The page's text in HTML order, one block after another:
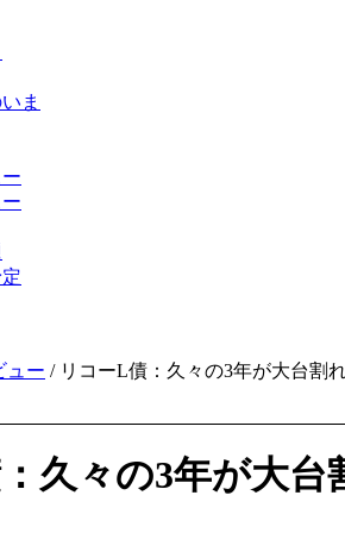
ま
ュー / リコーL債：久々の3年が大台割
久々の3年が大